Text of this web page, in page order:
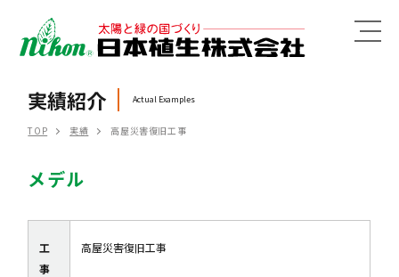
MENU
実績紹介 Actual Examples
TOP 実績 高屋災害復旧工事
メデル
工
事
高屋災害復旧工事